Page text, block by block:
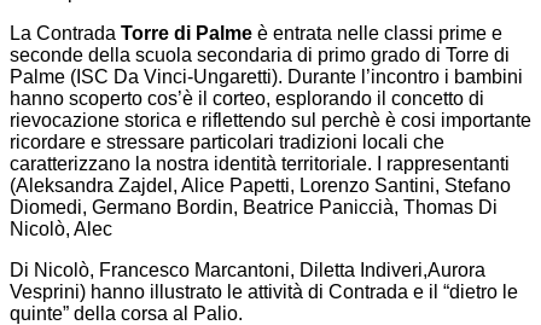
La Contrada Torre di Palme è entrata nelle classi prime e
seconde della scuola secondaria di primo grado di Torre di
Palme (ISC Da Vinci-Ungaretti). Durante l’incontro i bambini
hanno scoperto cos’è il corteo, esplorando il concetto di
rievocazione storica e riflettendo sul perchè è cosi importante
ricordare e stressare particolari tradizioni locali che
caratterizzano la nostra identità territoriale. I rappresentanti
(Aleksandra Zajdel, Alice Papetti, Lorenzo Santini, Stefano
Diomedi, Germano Bordin, Beatrice Paniccià, Thomas Di
Nicolò, Alec
Di Nicolò, Francesco Marcantoni, Diletta Indiveri,Aurora
Vesprini) hanno illustrato le attività di Contrada e il “dietro le
quinte” della corsa al Palio.